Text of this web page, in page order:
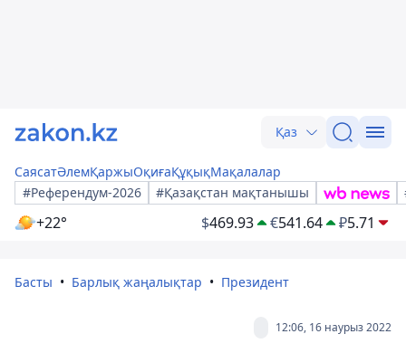
Қаз
СаясатӘлемҚаржыОқиғаҚұқықМақалалар
#Референдум-2026
#Қазақстан мақтанышы
+22° $469.93 €541.64 ₽5.71
Басты Барлық жаңалықтар Президент
12:06, 16 наурыз 2022